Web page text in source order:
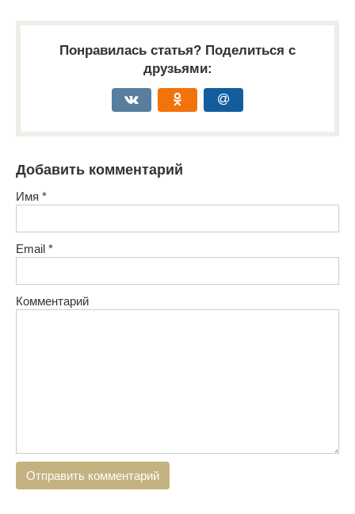
Понравилась статья? Поделиться с
друзьями:
Добавить комментарий
Имя *
Email *
Комментарий